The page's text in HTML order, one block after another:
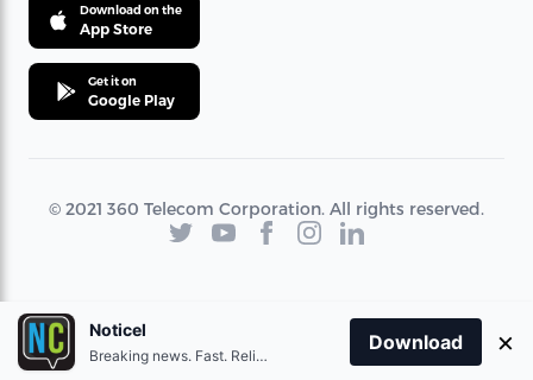
Download on the
App Store
Get it on
Google Play
© 2021 360 Telecom Corporation. All rights reserved.
Noticel
Breaking news. Fast. Reliable.
Download ×